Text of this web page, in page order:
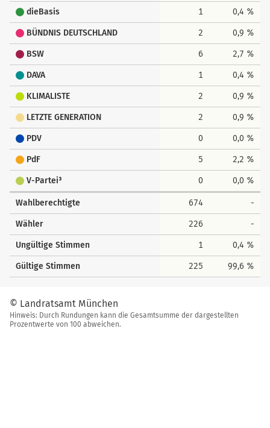
dieBasis 1 0,4 %
BÜNDNIS DEUTSCHLAND 2 0,9 %
BSW 6 2,7 %
DAVA 1 0,4 %
KLIMALISTE 2 0,9 %
LETZTE GENERATION 2 0,9 %
PDV 0 0,0 %
PdF 5 2,2 %
V-Partei³ 0 0,0 %
Wahlberechtigte 674 -
Wähler 226 -
Ungültige Stimmen 1 0,4 %
Gültige Stimmen 225 99,6 %
© Landratsamt München
Hinweis: Durch Rundungen kann die Gesamtsumme der dargestellten
Prozentwerte von 100 abweichen.